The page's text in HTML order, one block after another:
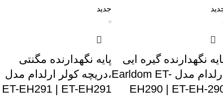
نگهدارنده گیره ایی
ارلدام مدل Earldom ET-
EH290 | ET-EH-
جدید
پایه نگهدارنده مگنتی
،دریچه کولر ارلدام مدل
ET-EH291 | ET-EH291